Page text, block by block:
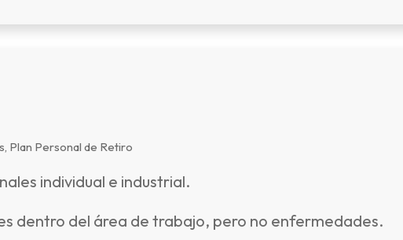
Plan Personal de Retiro
individual e industrial.
dentro del área de trabajo, pero no enfermedades.